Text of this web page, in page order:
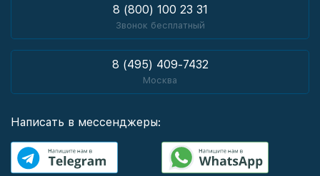
8 (800) 100 23 31
Звонок бесплатный
8 (495) 409-7432
Москва
Написать в мессенджеры: